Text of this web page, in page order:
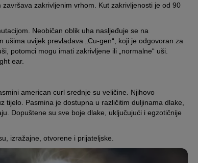
zakrivljenim vrhom. Kut zakrivljenosti je od 90
Neobičan oblik uha nasljeđuje se na
uvijek prevladava „Cu-gen“, koji je odgovoran za
potomci mogu imati zakrivljene ili „normalne“ uši.
ear.
american curl srednje su veličine. Njihovo
Pasmina je dostupna u različitim duljinama dlake,
Dopuštene su sve boje dlake, uključujući i egzotičnije
izražajne, otvorene i prijateljske.